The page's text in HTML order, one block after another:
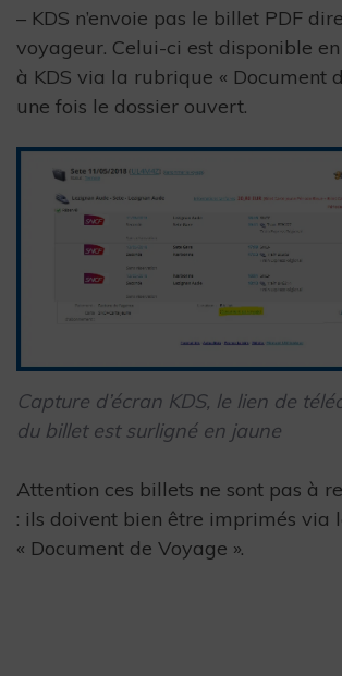
– KDS n’envoie pas le billet PDF
voyageur. Celui-ci est disponible
à KDS via la rubrique « Document
une fois le dossier ouvert.
Capture d’écran KDS, le lien de
du billet est surligné en jaune
Attention ces billets ne sont pas à
: ils doivent bien être imprimés via
« Document de Voyage ».